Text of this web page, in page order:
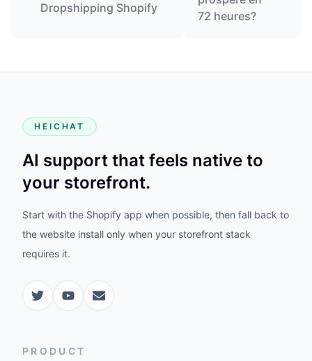
Dropshipping Shopify
72 heures?
HEICHAT
AI support that feels native to
your storefront.
Start with the Shopify app when possible, then fall back to
the website install only when your storefront stack
requires it.
PRODUCT